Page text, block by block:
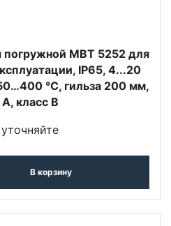
MBT 5252 для
IP65, 4...20
°C, гильза 200 мм,
класс B
В корзину